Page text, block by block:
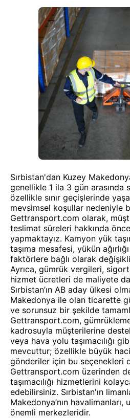
Sırbistan'dan Kuzey
genellikle 1 ila 3 gün arasında
özellikle sınır geçişlerinde
mevsimsel koşullar nedeniyle
Gettransport.com olarak,
teslimat süreleri hakkında
yapmaktayız. Kamyon yük
taşıma mesafesi, yükün
faktörlere bağlı olarak
Ayrıca, gümrük vergileri,
hizmet ücretleri de maliyete
Sırbistan’ın AB aday ülkesi
Makedonya ile olan ticarette
ve sorunsuz bir şekilde
Gettransport.com,
kadrosuyla müşterilerine
veya hava yolu taşımacılığı
mevcuttur; özellikle büyük
gönderiler için bu seçenekleri
Gettransport.com üzerinden
taşımacılığı hizmetlerini
edebilirsiniz. Sırbistan'ın
Makedonya’nın havalimanları,
önemli merkezleridir.